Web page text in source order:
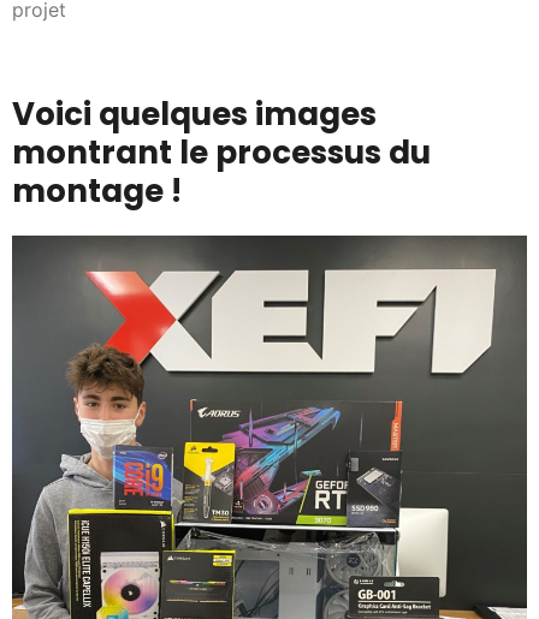
projet
Voici quelques images
montrant le processus du
montage !